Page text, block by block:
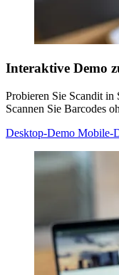
Interaktive Demo
Probieren Sie Scandit in
Scannen Sie Barcodes
Desktop-Demo Mobile-